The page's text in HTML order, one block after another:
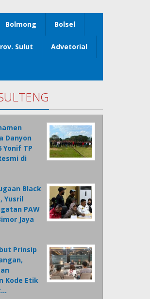
Bolmong Bolsel
Sulut Advetorial
Danyon
Yonif TP
di
Black
Yusril
PAW
Jaya
Prinsip
Kode Etik